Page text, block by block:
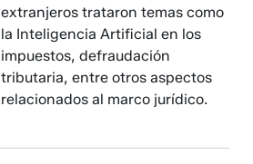
extranjeros trataron temas como
la Inteligencia Artificial en los
impuestos, defraudación
tributaria, entre otros aspectos
relacionados al marco jurídico.